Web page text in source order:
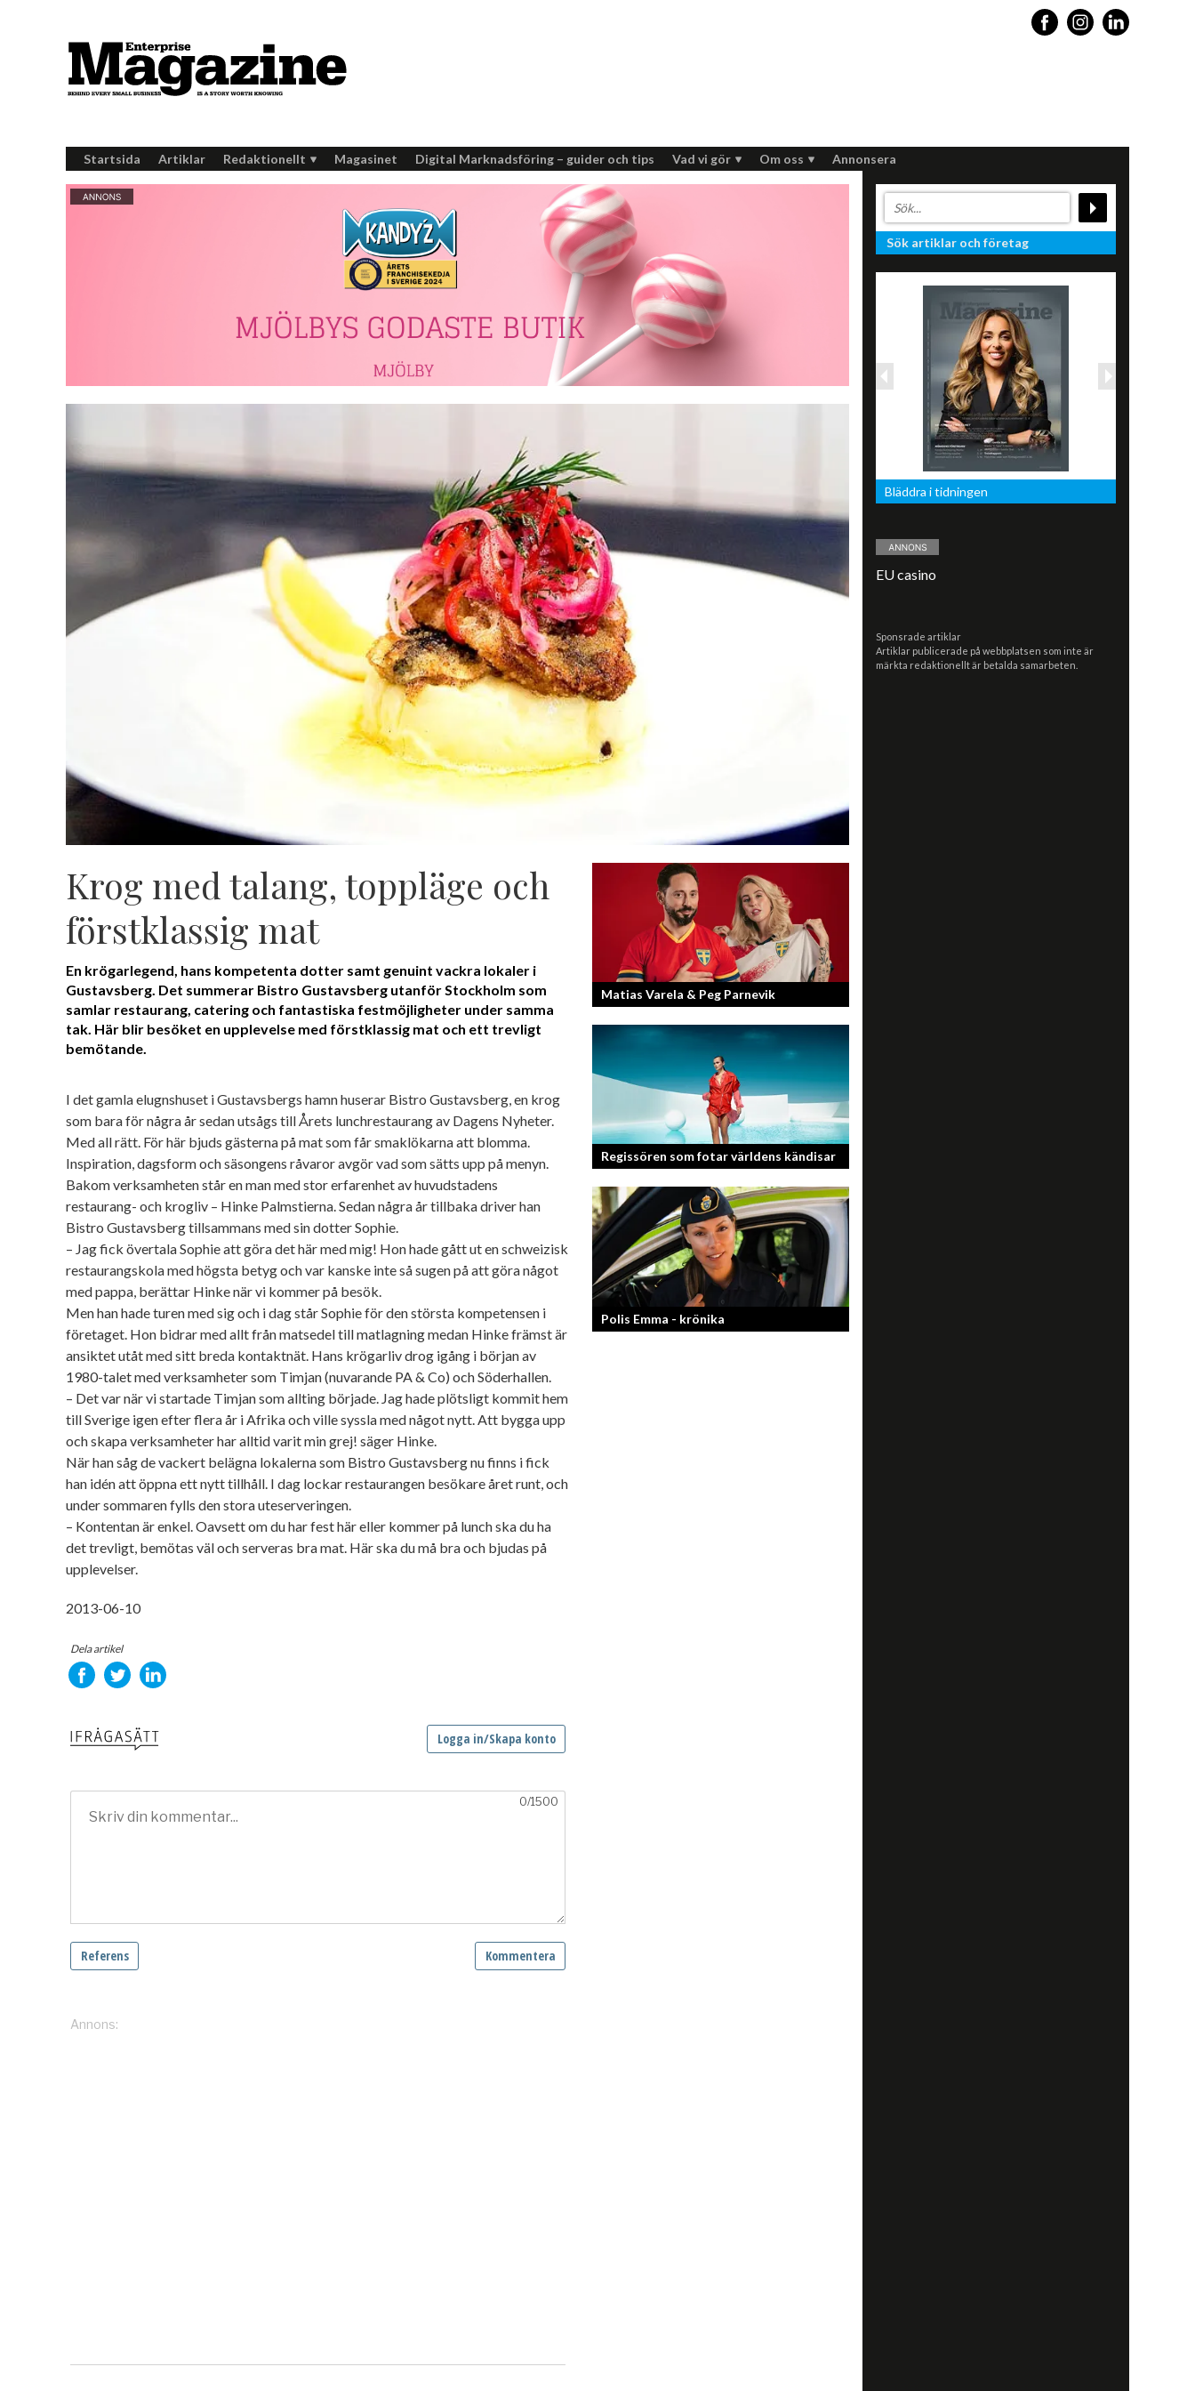
Startsida Artiklar Redaktionellt Magasinet Digital Marknadsföring – guider och tips Vad vi gör Om oss Annonsera
Krog med talang, toppläge och
förstklassig mat
En krögarlegend, hans kompetenta dotter samt genuint vackra lokaler i
Gustavsberg. Det summerar Bistro Gustavsberg utanför Stockholm som
samlar restaurang, catering och fantastiska festmöjligheter under samma
tak. Här blir besöket en upplevelse med förstklassig mat och ett trevligt
bemötande.
I det gamla elugnshuset i Gustavsbergs hamn huserar Bistro Gustavsberg, en krog
som bara för några år sedan utsågs till Årets lunchrestaurang av Dagens Nyheter.
Med all rätt. För här bjuds gästerna på mat som får smaklökarna att blomma.
Inspiration, dagsform och säsongens råvaror avgör vad som sätts upp på menyn.
Bakom verksamheten står en man med stor erfarenhet av huvudstadens
restaurang- och krogliv – Hinke Palmstierna. Sedan några år tillbaka driver han
Bistro Gustavsberg tillsammans med sin dotter Sophie.
– Jag fick övertala Sophie att göra det här med mig! Hon hade gått ut en schweizisk
restaurangskola med högsta betyg och var kanske inte så sugen på att göra något
med pappa, berättar Hinke när vi kommer på besök.
Men han hade turen med sig och i dag står Sophie för den största kompetensen i
företaget. Hon bidrar med allt från matsedel till matlagning medan Hinke främst är
ansiktet utåt med sitt breda kontaktnät. Hans krögarliv drog igång i början av
1980-talet med verksamheter som Timjan (nuvarande PA & Co) och Söderhallen.
– Det var när vi startade Timjan som allting började. Jag hade plötsligt kommit hem
till Sverige igen efter flera år i Afrika och ville syssla med något nytt. Att bygga upp
och skapa verksamheter har alltid varit min grej! säger Hinke.
När han såg de vackert belägna lokalerna som Bistro Gustavsberg nu finns i fick
han idén att öppna ett nytt tillhåll. I dag lockar restaurangen besökare året runt, och
under sommaren fylls den stora uteserveringen.
– Kontentan är enkel. Oavsett om du har fest här eller kommer på lunch ska du ha
det trevligt, bemötas väl och serveras bra mat. Här ska du må bra och bjudas på
upplevelser.
2013-06-10
Dela artikel
Matias Varela & Peg Parnevik
Här i Sverige så finns det en bred mix av olika
nationaliteter från hela världen och många
svenskar har en annan grundnationalitet...
Regissören som fotar världens kändisar
Fotografen och regissören Peter Svenson har
en lång meritlista och är ett sant bevis på att
om man tror på sig själv och...
Polis Emma - krönika
Sök artiklar och företag
Bläddra i tidningen
EU casino
Sponsrade artiklar
Artiklar publicerade på webbplatsen som inte är
märkta redaktionellt är betalda samarbeten.